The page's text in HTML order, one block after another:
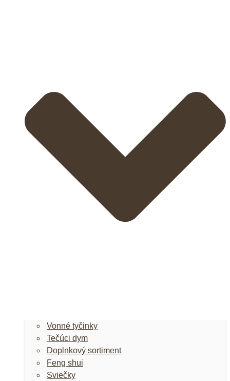
Vonné tyčinky
Tečúci dym
Doplnkový sortiment
Feng shui
Sviečky